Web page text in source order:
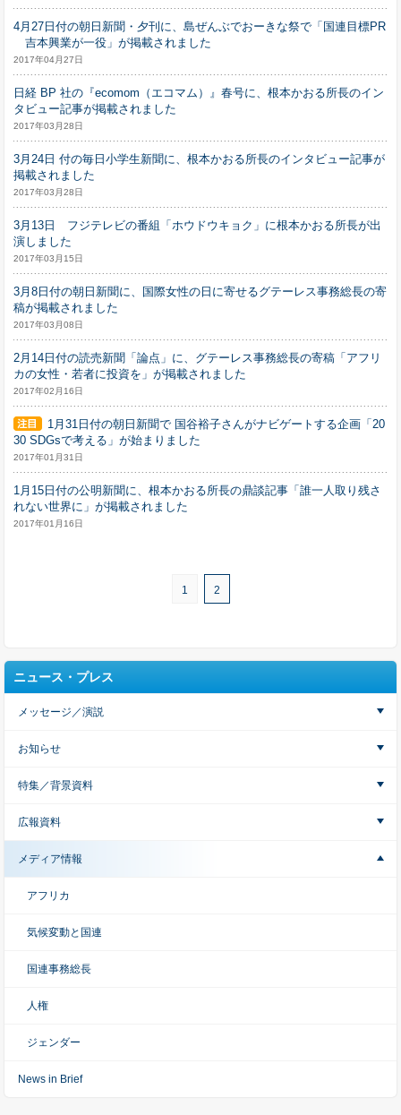
4月27日付の朝日新聞・夕刊に、島ぜんぶでおーきな祭で「国連目標PR
吉本興業が一役」が掲載されました
2017年04月27日
日経 BP 社の『ecomom（エコマム）』春号に、根本かおる所長のイン
タビュー記事が掲載されました
2017年03月28日
3月24日 付の毎日小学生新聞に、根本かおる所長のインタビュー記事が
掲載されました
2017年03月28日
3月13日 フジテレビの番組「ホウドウキョク」に根本かおる所長が出
演しました
2017年03月15日
3月8日付の朝日新聞に、国際女性の日に寄せるグテーレス事務総長の寄
稿が掲載されました
2017年03月08日
2月14日付の読売新聞「論点」に、グテーレス事務総長の寄稿「アフリ
カの女性・若者に投資を」が掲載されました
2017年02月16日
1月31日付の朝日新聞で 国谷裕子さんがナビゲートする企画「20
30 SDGsで考える」が始まりました
2017年01月31日
1月15日付の公明新聞に、根本かおる所長の鼎談記事「誰一人取り残さ
れない世界に」が掲載されました
2017年01月16日
1 2
ニュース・プレス
メッセージ／演説
お知らせ
特集／背景資料
広報資料
メディア情報
アフリカ
気候変動と国連
国連事務総長
人権
ジェンダー
News in Brief